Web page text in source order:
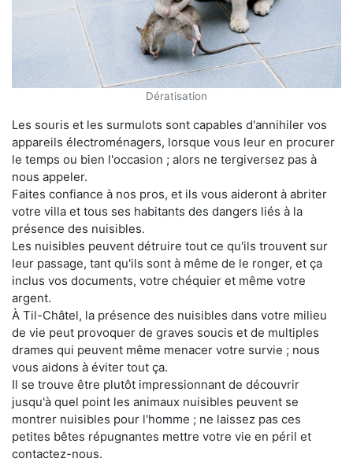
Dératisation
Les souris et les surmulots sont capables d'annihiler vos
appareils électroménagers, lorsque vous leur en procurer
le temps ou bien l'occasion ; alors ne tergiversez pas à
nous appeler.
Faites confiance à nos pros, et ils vous aideront à abriter
votre villa et tous ses habitants des dangers liés à la
présence des nuisibles.
Les nuisibles peuvent détruire tout ce qu'ils trouvent sur
leur passage, tant qu'ils sont à même de le ronger, et ça
inclus vos documents, votre chéquier et même votre
argent.
À Til-Châtel, la présence des nuisibles dans votre milieu
de vie peut provoquer de graves soucis et de multiples
drames qui peuvent même menacer votre survie ; nous
vous aidons à éviter tout ça.
Il se trouve être plutôt impressionnant de découvrir
jusqu'à quel point les animaux nuisibles peuvent se
montrer nuisibles pour l'homme ; ne laissez pas ces
petites bêtes répugnantes mettre votre vie en péril et
contactez-nous.